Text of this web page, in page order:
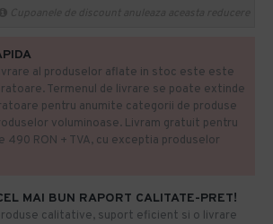
MAI BUN RAPORT CALITATE-PRET!
calitative, suport eficient si o livrare
al produselor aflate in stoc este este
Termenul de livrare se poate extinde
pentru anumite categorii de produse
voluminoase. Livram gratuit pentru
490 RON + TVA, cu exceptia produselor